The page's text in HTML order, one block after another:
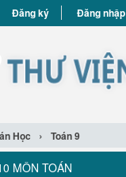
Đăng ký Đăng nhập
Học › Toán 9
MÔN TOÁN